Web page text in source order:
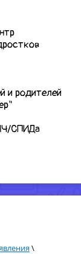
и родителей
СПИДа
\